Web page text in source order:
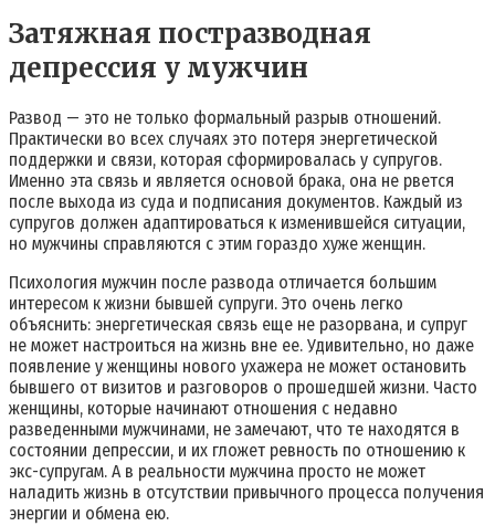
Затяжная постразводная
депрессия у мужчин
Развод — это не только формальный разрыв отношений.
Практически во всех случаях это потеря энергетической
поддержки и связи, которая сформировалась у супругов.
Именно эта связь и является основой брака, она не рвется
после выхода из суда и подписания документов. Каждый из
супругов должен адаптироваться к изменившейся ситуации,
но мужчины справляются с этим гораздо хуже женщин.
Психология мужчин после развода отличается большим
интересом к жизни бывшей супруги. Это очень легко
объяснить: энергетическая связь еще не разорвана, и супруг
не может настроиться на жизнь вне ее. Удивительно, но даже
появление у женщины нового ухажера не может остановить
бывшего от визитов и разговоров о прошедшей жизни. Часто
женщины, которые начинают отношения с недавно
разведенными мужчинами, не замечают, что те находятся в
состоянии депрессии, и их гложет ревность по отношению к
экс-супругам. А в реальности мужчина просто не может
наладить жизнь в отсутствии привычного процесса получения
энергии и обмена ею.